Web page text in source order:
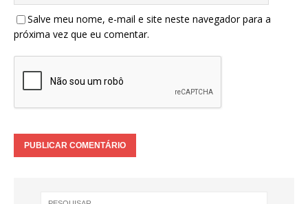
Salve meu nome, e-mail e site neste navegador para a
próxima vez que eu comentar.